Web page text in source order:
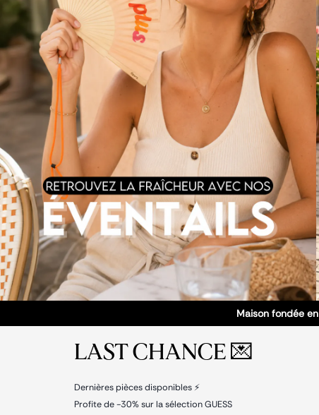
Maison fondée
LAST CHANCE 💌
Dernières pièces disponibles ⚡
Profite de -30% sur la sélection GUESS